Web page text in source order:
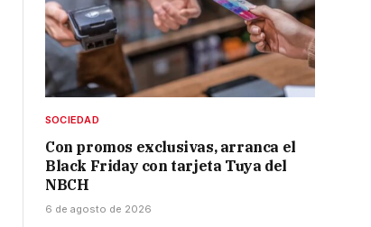
SOCIEDAD
Con promos exclusivas, arranca el
Black Friday con tarjeta Tuya del
NBCH
6 de agosto de 2026